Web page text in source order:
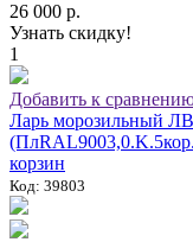
26 000 р.
Узнать скидку!
1
Добавить к
Ларь морозильный
корзин
Код: 39803